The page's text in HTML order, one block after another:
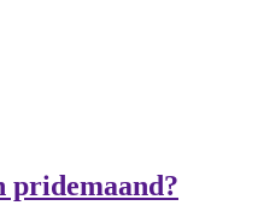
pridemaand?